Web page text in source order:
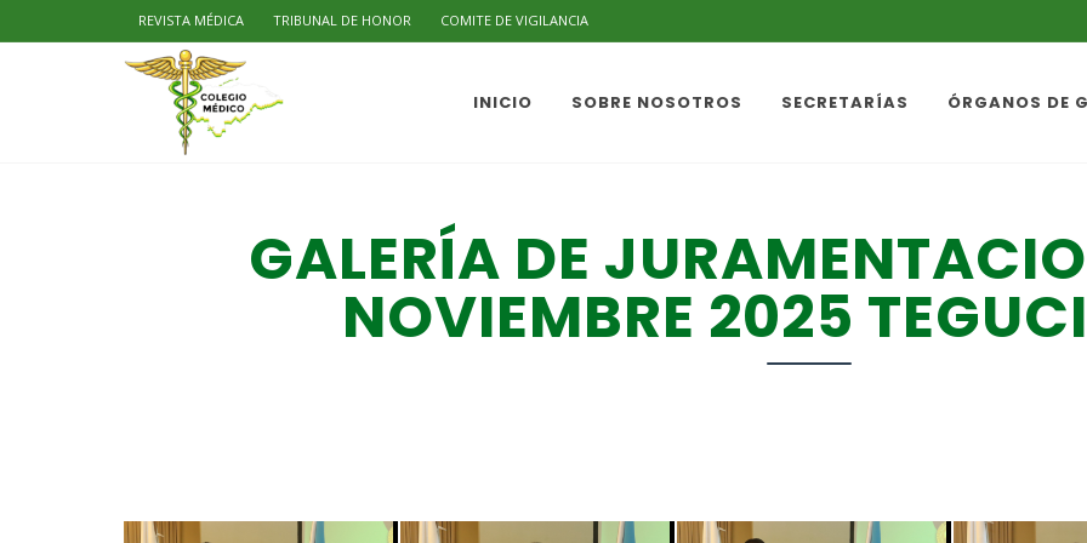
REVISTA MÉDICA TRIBUNAL DE HONOR COMITE DE VIGILANCIA
INICIO SOBRE NOSOTROS SECRETARÍAS ÓRGANOS DE
GALERÍA DE
NOVIEMBRE 2025